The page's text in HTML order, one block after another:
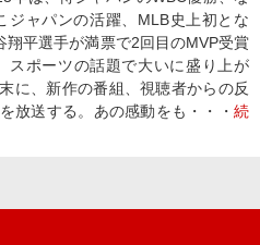
ジャパンの活躍、MLB史上初とな
翔平選手が満票で2回目のMVP受賞
スポーツの話題で大いに盛り上が
、新作の番組、視聴者からの反
放送する。あの感動をも・・・ 続